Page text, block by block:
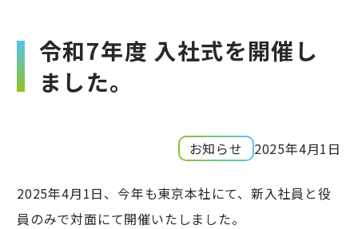
令和7年度 入社式を開催し
ました。
お知らせ 2025年4月1日
2025年4月1日、今年も東京本社にて、新入社員と役
員のみで対面にて開催いたしました。